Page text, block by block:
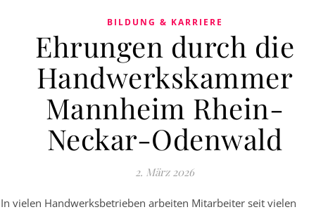
BILDUNG & KARRIERE
Ehrungen durch die
Handwerkskammer
Mannheim Rhein-
Neckar-Odenwald
2. März 2026
In vielen Handwerksbetrieben arbeiten Mitarbeiter seit vielen